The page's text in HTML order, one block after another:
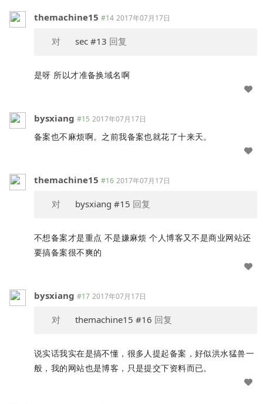
themachine15 #14 2017年07月17日
对 sec #13 回复
是呀 所以才准备换域名啊
bysxiang #15 2017年07月17日
备案也不麻烦啊。之前我备案也就花了十来天。
themachine15 #16 2017年07月17日
对 bysxiang #15 回复
不想备案才是重点 不是嫌麻烦 个人博客又不是商业网站还
要搞备案很不爽的
bysxiang #17 2017年07月17日
对 themachine15 #16 回复
说实话我实在是搞不懂，很多人提起备案，好似洪水猛兽一
般，我的网站也是博客，只是提交下资料而已。